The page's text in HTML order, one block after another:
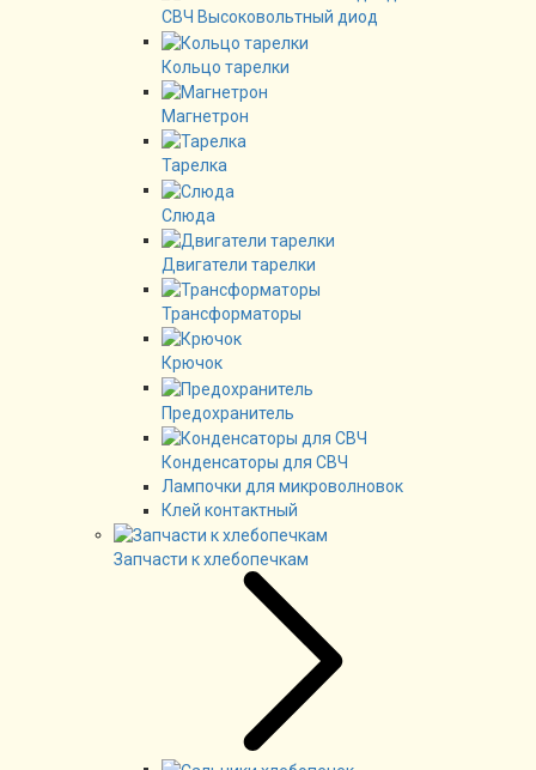
СВЧ Высоковольтный диод
Кольцо тарелки
Магнетрон
Тарелка
Слюда
Двигатели тарелки
Трансформаторы
Крючок
Предохранитель
Конденсаторы для СВЧ
Лампочки для микроволновок
Клей контактный
Запчасти к хлебопечкам